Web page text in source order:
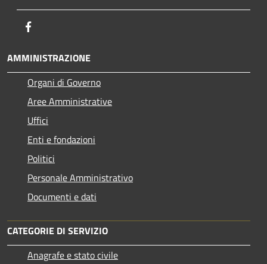
AMMINISTRAZIONE
Organi di Governo
Aree Amministrative
Uffici
Enti e fondazioni
Politici
Personale Amministrativo
Documenti e dati
CATEGORIE DI SERVIZIO
Anagrafe e stato civile